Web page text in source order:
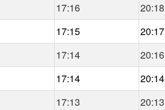
17:16 20:18
17:15 20:17
17:14 20:16
17:14 20:14
17:13 20:13